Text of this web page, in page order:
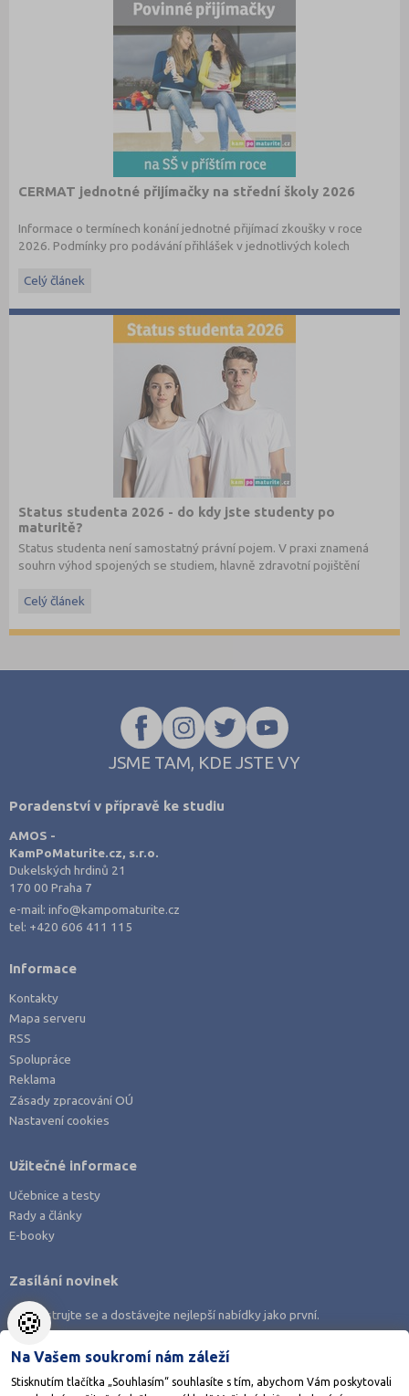
CERMAT jednotné přijímačky na střední školy 2026
Informace o termínech konání jednotné přijímací zkoušky v roce
2026. Podmínky pro podávání přihlášek v jednotlivých kolech
Celý článek
Status studenta 2026 - do kdy jste studenty po
maturitě?
Status studenta není samostatný právní pojem. V praxi znamená
souhrn výhod spojených se studiem, hlavně zdravotní pojištění
Celý článek
JSME TAM, KDE JSTE VY
Poradenství v přípravě ke studiu
AMOS -
KamPoMaturite.cz, s.r.o.
Dukelských hrdinů 21
170 00 Praha 7
e-mail:info@kampomaturite.cz
tel: +420 606 411 115
Informace
Kontakty
Mapa serveru
RSS
Spolupráce
Reklama
Zásady zpracování OÚ
Nastavení cookies
Užitečné informace
Učebnice a testy
Rady a články
E-booky
Zasílání novinek
Zaregistrujte se a dostávejte nejlepší nabídky jako první.
🍪
Na Vašem soukromí nám záleží
Stisknutím tlačítka „Souhlasím“ souhlasíte s tím, abychom Vám poskytovali